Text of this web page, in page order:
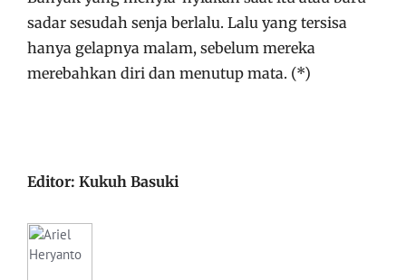
sadar sesudah senja berlalu. Lalu yang tersisa
hanya gelapnya malam, sebelum mereka
merebahkan diri dan menutup mata. (*)
Editor: Kukuh Basuki